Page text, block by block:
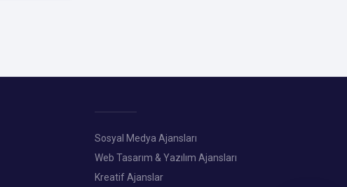
Sosyal Medya Ajansları
Web Tasarım & Yazılım Ajansları
Kreatif Ajanslar